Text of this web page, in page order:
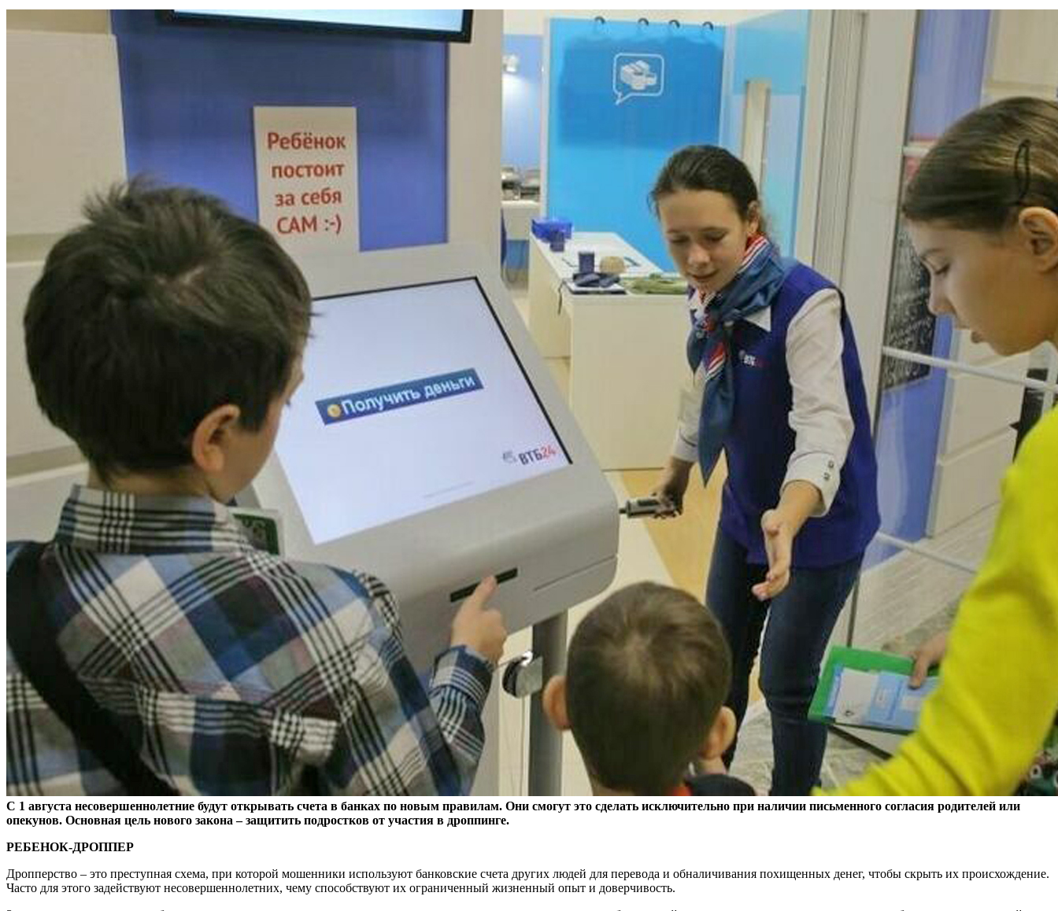
С 1 августа несовершеннолетние будут открывать счета в банках по новым правилам. Они смогут это сделать исключительно при наличии письменного согласия родителей или
опекунов. Основная цель нового закона – защитить подростков от участия в дроппинге.
РЕБЕНОК-ДРОППЕР
Дропперство – это преступная схема, при которой мошенники используют банковские счета других людей для перевода и обналичивания похищенных денег, чтобы скрыть их происхождение.
Часто для этого задействуют несовершеннолетних, чему способствуют их ограниченный жизненный опыт и доверчивость.